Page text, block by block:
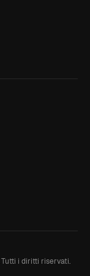
Tutti i diritti riservati.